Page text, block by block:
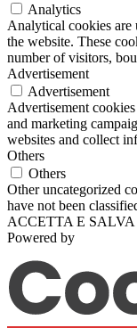
Analytics
Analytical cookies are
the website. These
number of visitors,
Advertisement
Advertisement
Advertisement
and marketing
websites and collect
Others
Others
Other uncategorized
have not been
ACCETTA E SALVA
Powered by